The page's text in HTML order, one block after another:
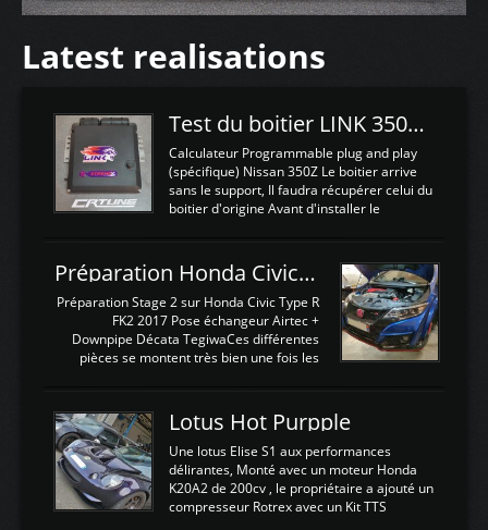
Latest realisations
Test du boitier LINK 350Z Plugin ECU
Calculateur Programmable plug and play
(spécifique) Nissan 350Z Le boitier arrive
sans le support, Il faudra récupérer celui du
boitier d'origine Avant d'installer le
d'envoyer l'information de la large bande
dans le boitier. sydney sweeney deepfake
La sortie 0-5V de l'afr sera connectée sur
l'entrée AN Volt 8 et GndAN pour
Analogique, et Volt car l'information est une
tension (Pas une résistance variable d'un
est temps de brancher le ...
Préparation Honda Civic Type R FK2
Préparation Stage 2 sur Honda Civic Type R
FK2 2017 Pose échangeur Airtec +
Downpipe Décata TegiwaCes différentes
pièces se montent très bien une fois les
légere découpe du plastique inferieur,
negénant en rien la structure ou le
fonctionnement du fond plat. Une
reprogrammation Stage 2 est faite sur le
calculateur d'origine. Une alternative
économique au passage sur Hondata
Lotus Hot Purpple
Une lotus Elise S1 aux performances
délirantes, Monté avec un moteur Honda
K20A2 de 200cv , le propriétaire a ajouté un
compresseur Rotrex avec un Kit TTS